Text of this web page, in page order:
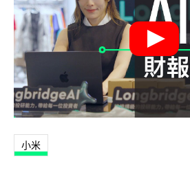
小米